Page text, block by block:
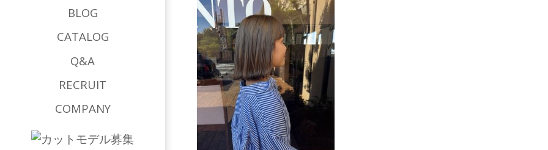
BLOG
CATALOG
Q&A
RECRUIT
COMPANY